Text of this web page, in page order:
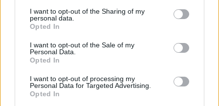
I want to opt-out of the Sharing of my
personal data.
Opted In
I want to opt-out of the Sale of my
Personal Data.
Opted In
I want to opt-out of processing my
Personal Data for Targeted Advertising.
Opted In
Comment éviter que vos
rides n’apparaissent
Beauté
La crème Nivea iconique
Adieu rides : la nouvelle
LEAVE A REPLY